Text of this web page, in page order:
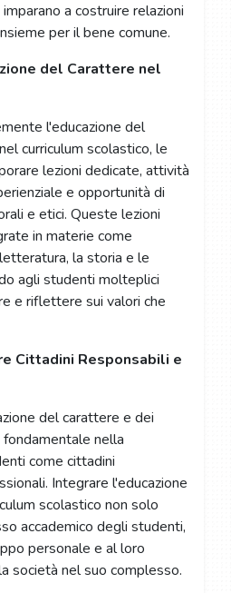
a costruire relazioni
per il bene comune.
del Carattere nel
l'educazione del
curriculum scolastico, le
lezioni dedicate, attività
e opportunità di
e etici. Queste lezioni
in materie come
la storia e le
agli studenti molteplici
e riflettere sui valori che
Cittadini Responsabili e
del carattere e dei
nella
come cittadini
Integrare l'educazione
scolastico non solo
accademico degli studenti,
personale e al loro
società nel suo complesso.